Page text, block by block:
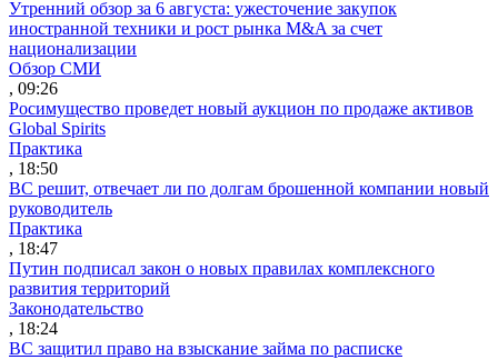
Утренний обзор за 6 августа: ужесточение закупок
иностранной техники и рост рынка M&A за счет
национализации
Обзор СМИ
, 09:26
Росимущество проведет новый аукцион по продаже активов
Global Spirits
Практика
, 18:50
ВС решит, отвечает ли по долгам брошенной компании новый
руководитель
Практика
, 18:47
Путин подписал закон о новых правилах комплексного
развития территорий
Законодательство
, 18:24
ВС защитил право на взыскание займа по расписке